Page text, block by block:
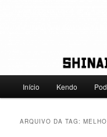
Shinai na
Falamos sobre kendo,
principal
Início Kendo
ARQUIVO DA TAG: